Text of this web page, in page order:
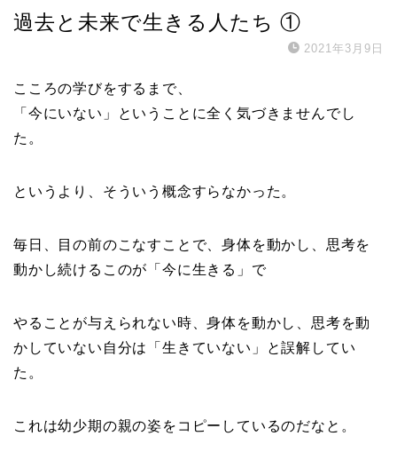
過去と未来で生きる人たち ①
2021年3月9日
こころの学びをするまで、
「今にいない」ということに全く気づきませんでし
た。
というより、そういう概念すらなかった。
毎日、目の前のこなすことで、身体を動かし、思考を
動かし続けるこのが「今に生きる」で
やることが与えられない時、身体を動かし、思考を動
かしていない自分は「生きていない」と誤解してい
た。
これは幼少期の親の姿をコピーしているのだなと。